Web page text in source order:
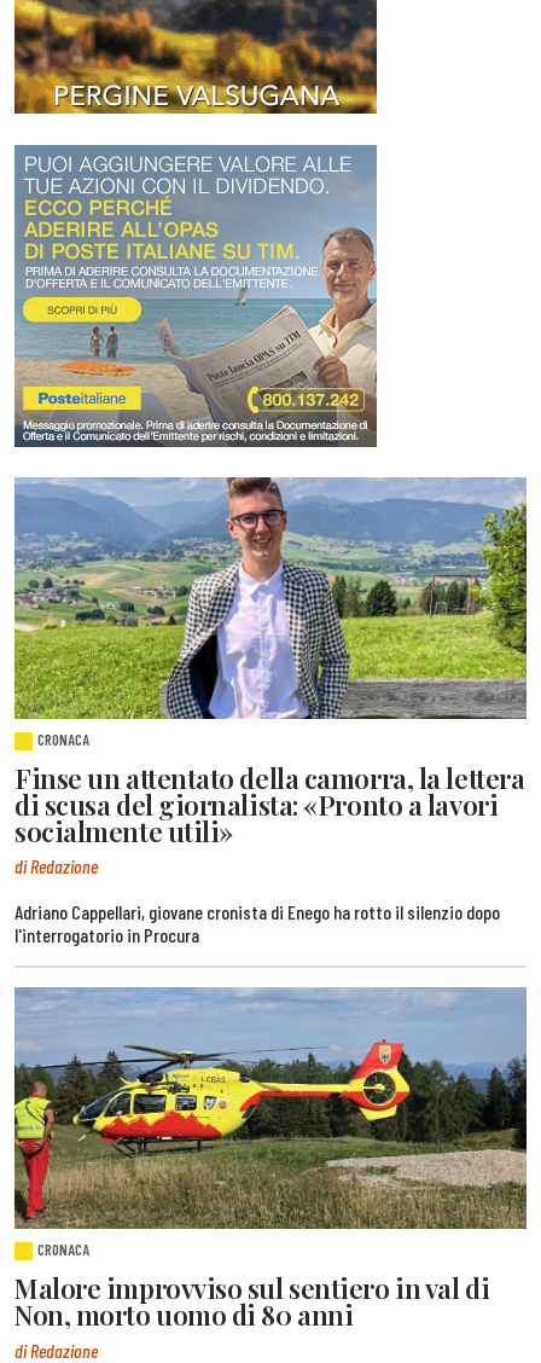
CRONACA
Finse un attentato della camorra, la lettera
di scusa del giornalista: «Pronto a lavori
socialmente utili»
di Redazione
Adriano Cappellari, giovane cronista di Enego ha rotto il silenzio dopo
l'interrogatorio in Procura
CRONACA
Malore improvviso sul sentiero in val di
Non, morto uomo di 80 anni
di Redazione